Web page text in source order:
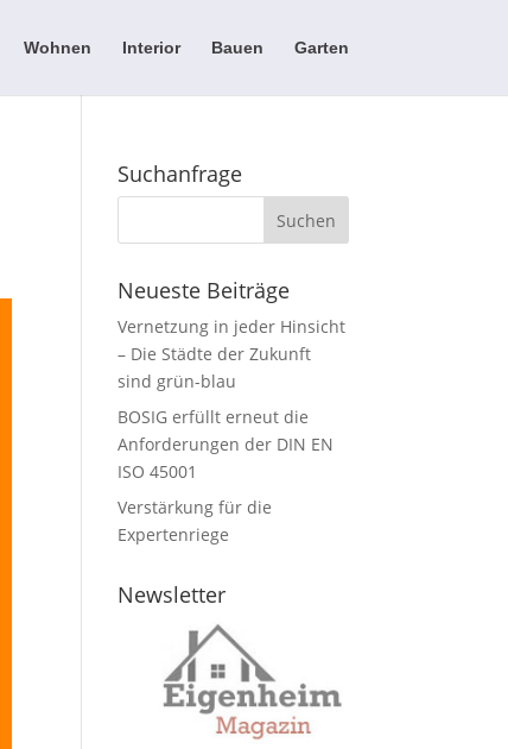
Wohnen Interior Bauen Garten
Suchanfrage
Neueste Beiträge
Vernetzung in jeder Hinsicht
– Die Städte der Zukunft
sind grün-blau
BOSIG erfüllt erneut die
Anforderungen der DIN EN
ISO 45001
Verstärkung für die
Expertenriege
Newsletter